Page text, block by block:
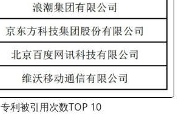
专利被引用次数TOP 10